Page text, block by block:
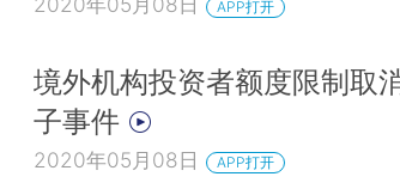
APP打开
境外机构投资者额度限制取
子事件
2020年05月08日 APP打开